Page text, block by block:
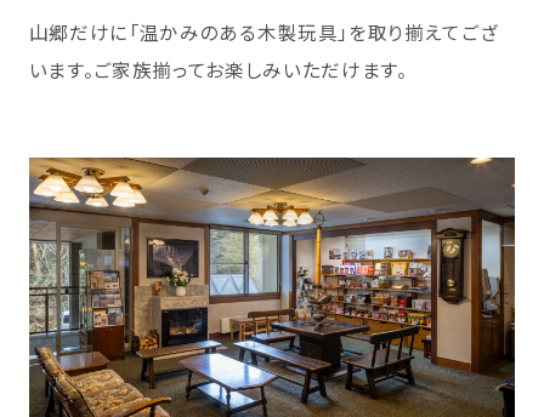
山郷だけに「温かみのある木製玩具」を取り揃えてござ
います。ご家族揃ってお楽しみいただけます。